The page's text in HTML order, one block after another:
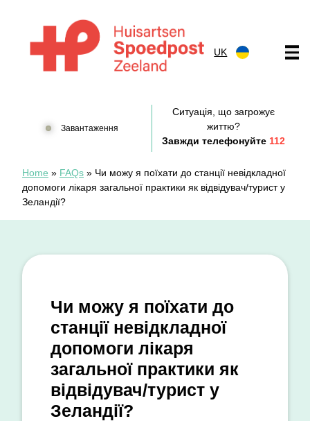
UK
Завантаження
Ситуація, що загрожує
життю?
Завжди телефонуйте 112
Home » FAQs » Чи можу я поїхати до станції невідкладної
допомоги лікаря загальної практики як відвідувач/турист у
Зеландії?
Чи можу я поїхати до
станції невідкладної
допомоги лікаря
загальної практики як
відвідувач/турист у
Зеландії?